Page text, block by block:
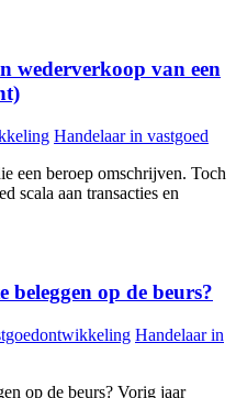
wederverkoop van een
Handelaar in vastgoed
een beroep omschrijven. Toch
scala aan transacties en
beleggen op de beurs?
Handelaar in
op de beurs? Vorig jaar